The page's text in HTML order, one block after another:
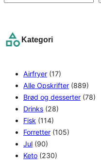
e
c
Kategori
Airfryer (17)
Alle Opskrifter (889)
Brød og desserter (78)
Drinks (28)
Fisk (114)
Forretter (105)
Jul (90)
Keto (230)